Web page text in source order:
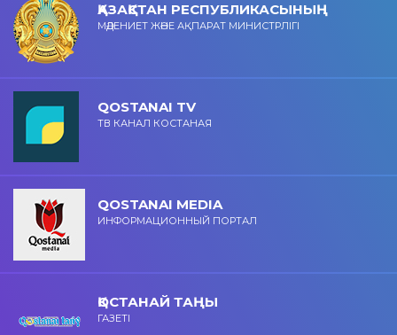
ҚАЗАҚСТАН РЕСПУБЛИКАСЫНЫҢ
МӘДЕНИЕТ ЖӘНЕ АҚПАРАТ МИНИСТРЛІГІ
QOSTANAI TV
ТВ КАНАЛ КОСТАНАЯ
QOSTANAI MEDIA
ИНФОРМАЦИОННЫЙ ПОРТАЛ
ҚОСТАНАЙ ТАҢЫ
ГАЗЕТІ